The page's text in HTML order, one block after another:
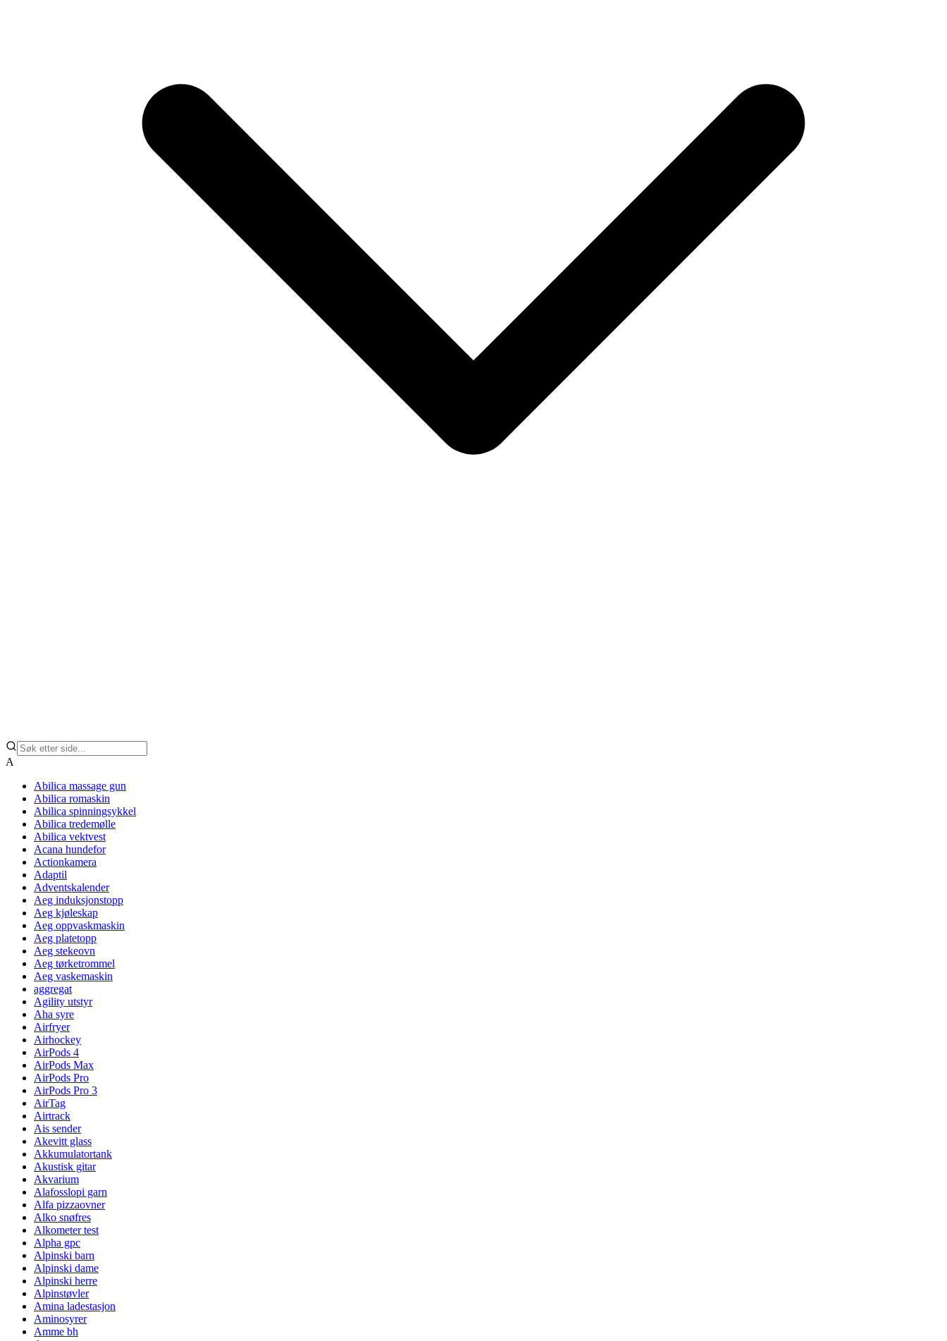
A
Abilica massage gun
Abilica romaskin
Abilica spinningsykkel
Abilica tredemølle
Abilica vektvest
Acana hundefor
Actionkamera
Adaptil
Adventskalender
Aeg induksjonstopp
Aeg kjøleskap
Aeg oppvaskmaskin
Aeg platetopp
Aeg stekeovn
Aeg tørketrommel
Aeg vaskemaskin
aggregat
Agility utstyr
Aha syre
Airfryer
Airhockey
AirPods 4
AirPods Max
AirPods Pro
AirPods Pro 3
AirTag
Airtrack
Ais sender
Akevitt glass
Akkumulatortank
Akustisk gitar
Akvarium
Alafosslopi garn
Alfa pizzaovner
Alko snøfres
Alkometer test
Alpha gpc
Alpinski barn
Alpinski dame
Alpinski herre
Alpinstøvler
Amina ladestasjon
Aminosyrer
Amme bh